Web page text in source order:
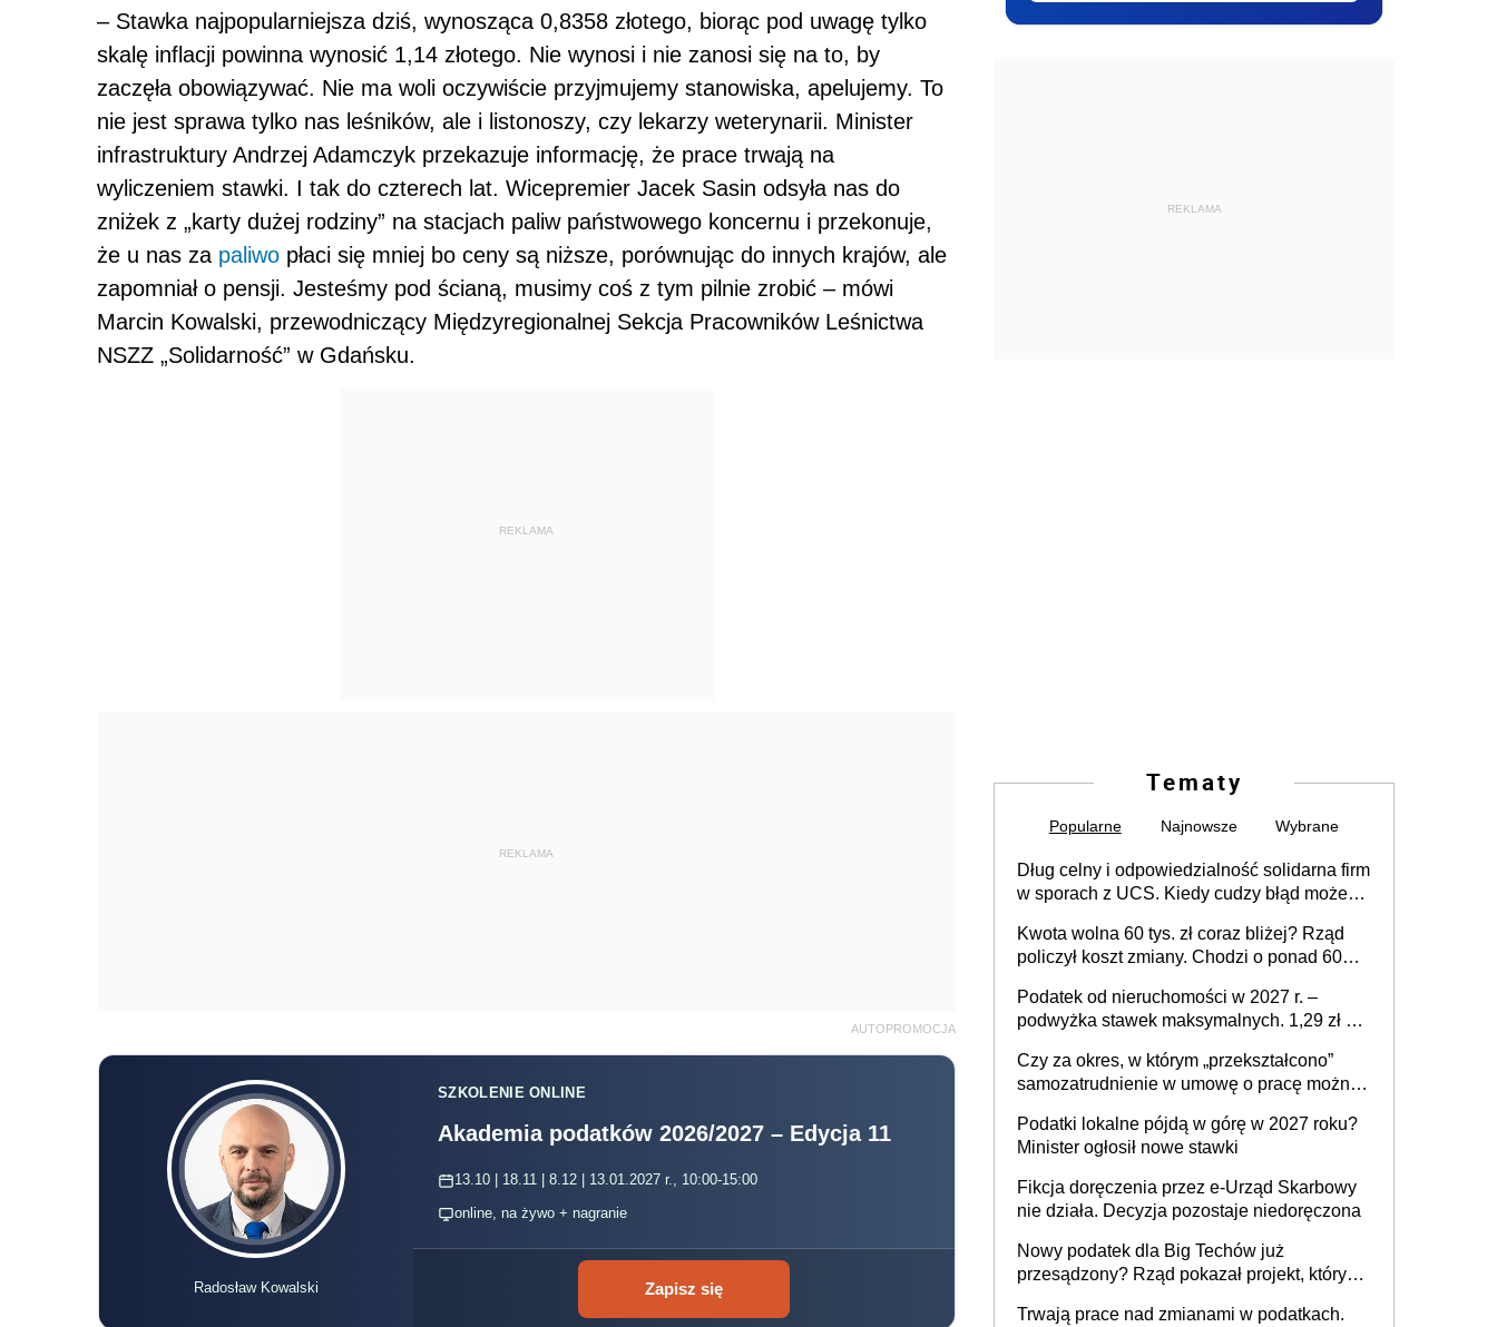
– Stawka najpopularniejsza dziś, wynosząca 0,8358 złotego, biorąc pod uwagę tylko
skalę inflacji powinna wynosić 1,14 złotego. Nie wynosi i nie zanosi się na to, by
zaczęła obowiązywać. Nie ma woli oczywiście przyjmujemy stanowiska, apelujemy. To
nie jest sprawa tylko nas leśników, ale i listonoszy, czy lekarzy weterynarii. Minister
infrastruktury Andrzej Adamczyk przekazuje informację, że prace trwają na
wyliczeniem stawki. I tak do czterech lat. Wicepremier Jacek Sasin odsyła nas do
zniżek z „karty dużej rodziny” na stacjach paliw państwowego koncernu i przekonuje,
że u nas za paliwo płaci się mniej bo ceny są niższe, porównując do innych krajów, ale
zapomniał o pensji. Jesteśmy pod ścianą, musimy coś z tym pilnie zrobić – mówi
Marcin Kowalski, przewodniczący Międzyregionalnej Sekcja Pracowników Leśnictwa
NSZZ „Solidarność” w Gdańsku.
REKLAMA
REKLAMA
AUTOPROMOCJA
Radosław Kowalski
SZKOLENIE ONLINE
Akademia podatków 2026/2027 – Edycja 11
13.10 | 18.11 | 8.12 | 13.01.2027 r., 10:00-15:00
online, na żywo + nagranie
Zapisz się
REKLAMA
Tematy
Popularne Najnowsze Wybrane
Dług celny i odpowiedzialność solidarna firm
w sporach z UCS. Kiedy cudzy błąd może
Kwota wolna 60 tys. zł coraz bliżej? Rząd
policzył koszt zmiany. Chodzi o ponad 60
Podatek od nieruchomości w 2027 r. –
podwyżka stawek maksymalnych. 1,29 zł za
budynków i lokali związanych z
prowadzeniem działalności gospodarczej
Czy za okres, w którym „przekształcono”
samozatrudnienie w umowę o pracę można
umowy cywilnoprawnej jedynym
racjonalnym wyjściem
Podatki lokalne pójdą w górę w 2027 roku?
Minister ogłosił nowe stawki
Fikcja doręczenia przez e-Urząd Skarbowy
nie działa. Decyzja pozostaje niedoręczona
Nowy podatek dla Big Techów już
przesądzony? Rząd pokazał projekt, który
Trwają prace nad zmianami w podatkach.